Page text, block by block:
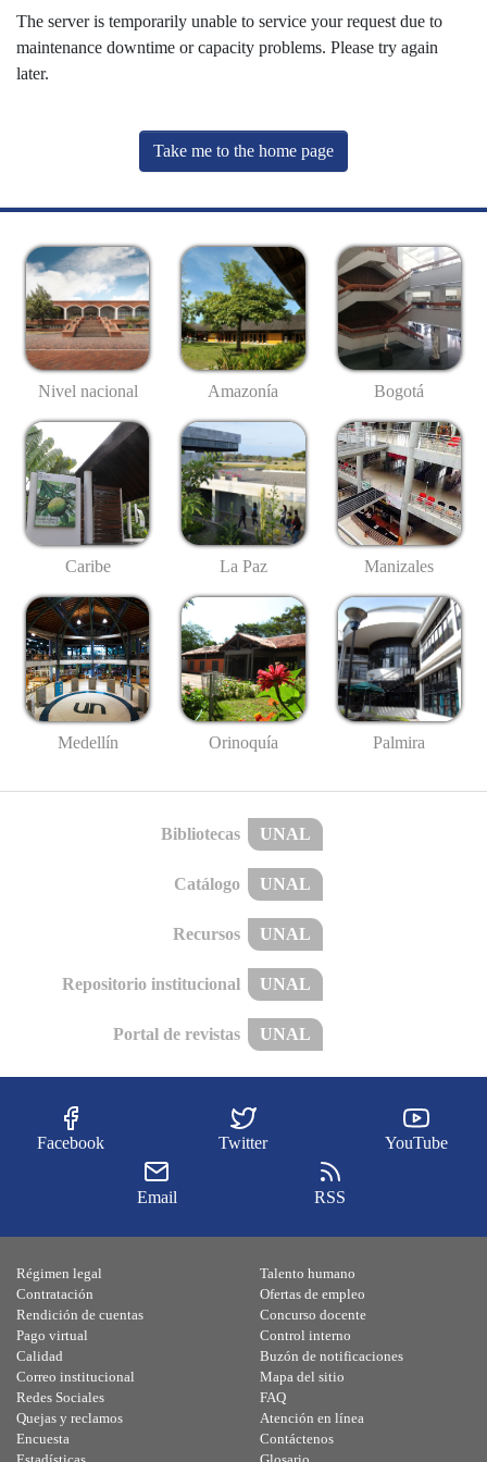
The server is temporarily unable to service your request due to
maintenance downtime or capacity problems. Please try again
later.
Take me to the home page
Nivel nacional Amazonía Bogotá
Caribe La Paz Manizales
Medellín Orinoquía Palmira
Bibliotecas UNAL
Catálogo UNAL
Recursos UNAL
Repositorio institucional UNAL
Portal de revistas UNAL
Facebook Twitter YouTube
Email RSS
Régimen legal
Contratación
Rendición de cuentas
Pago virtual
Calidad
Talento humano
Ofertas de empleo
Concurso docente
Control interno
Buzón de notificaciones
Correo institucional
Redes Sociales
Quejas y reclamos
Encuesta
Mapa del sitio
FAQ
Atención en línea
Contáctenos